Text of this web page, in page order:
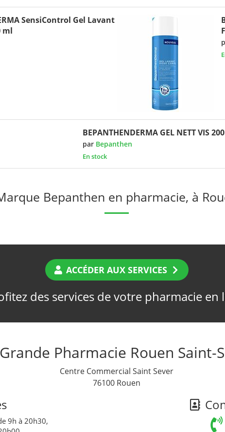
SensiControl Gel Lavant
ml
BEPANTHENDERMA GEL NETT VIS
par Bepanthen
En stock
Bepanthen en pharmacie, à
ACCÉDER AUX SERVICES
des services de votre pharmacie en
Pharmacie Rouen Saint-
Centre Commercial Saint Sever
76100 Rouen
9h à 20h30,